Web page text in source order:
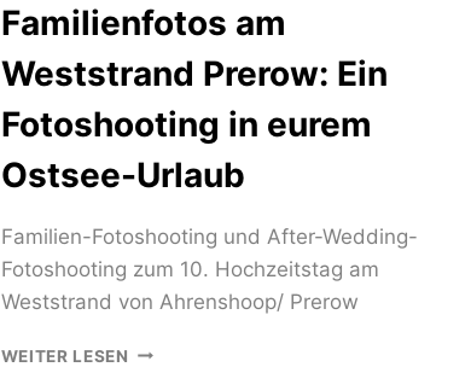
Familienfotos am
Weststrand Prerow: Ein
Fotoshooting in eurem
Ostsee-Urlaub
Familien-Fotoshooting und After-Wedding-
Fotoshooting zum 10. Hochzeitstag am
Weststrand von Ahrenshoop/ Prerow
WEITER LESEN FAMILIENFOTOS